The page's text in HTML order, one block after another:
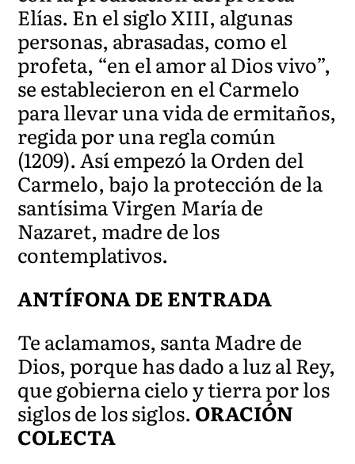
Elías. En el siglo XIII, algunas
personas, abrasadas, como el
profeta, “en el amor al Dios vivo”,
se establecieron en el Carmelo
para llevar una vida de ermitaños,
regida por una regla común
(1209). Así empezó la Orden del
Carmelo, bajo la protección de la
santísima Virgen María de
Nazaret, madre de los
contemplativos.
ANTÍFONA DE ENTRADA
Te aclamamos, santa Madre de
Dios, porque has dado a luz al Rey,
que gobierna cielo y tierra por los
siglos de los siglos. ORACIÓN
COLECTA